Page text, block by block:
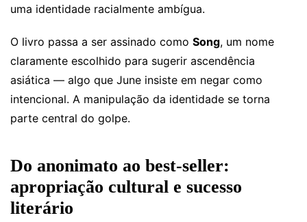
uma identidade racialmente ambígua.
O livro passa a ser assinado como Song, um nome
claramente escolhido para sugerir ascendência
asiática — algo que June insiste em negar como
intencional. A manipulação da identidade se torna
parte central do golpe.
Do anonimato ao best-seller:
apropriação cultural e sucesso
literário